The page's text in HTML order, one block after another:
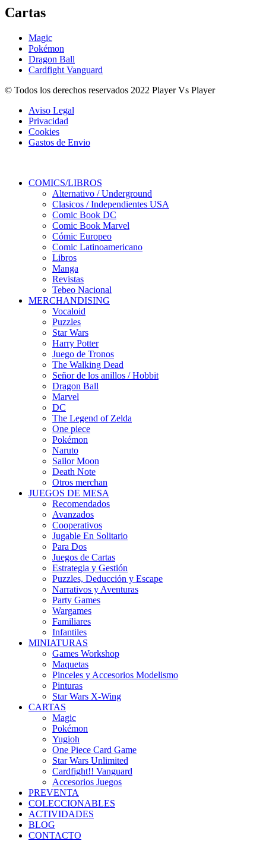
Cartas
Magic
Pokémon
Dragon Ball
Cardfight Vanguard
© Todos los derechos reservados 2022 Player Vs Player
Aviso Legal
Privacidad
Cookies
Gastos de Envio
COMICS/LIBROS
Alternativo / Underground
Clasicos / Independientes USA
Comic Book DC
Comic Book Marvel
Cómic Europeo
Comic Latinoamericano
Libros
Manga
Revistas
Tebeo Nacional
MERCHANDISING
Vocaloid
Puzzles
Star Wars
Harry Potter
Juego de Tronos
The Walking Dead
Señor de los anillos / Hobbit
Dragon Ball
Marvel
DC
The Legend of Zelda
One piece
Pokémon
Naruto
Sailor Moon
Death Note
Otros merchan
JUEGOS DE MESA
Recomendados
Avanzados
Cooperativos
Jugable En Solitario
Para Dos
Juegos de Cartas
Estrategia y Gestión
Puzzles, Deducción y Escape
Narrativos y Aventuras
Party Games
Wargames
Familiares
Infantiles
MINIATURAS
Games Workshop
Maquetas
Pinceles y Accesorios Modelismo
Pinturas
Star Wars X-Wing
CARTAS
Magic
Pokémon
Yugioh
One Piece Card Game
Star Wars Unlimited
Cardfight!! Vanguard
Accesorios Juegos
PREVENTA
COLECCIONABLES
ACTIVIDADES
BLOG
CONTACTO